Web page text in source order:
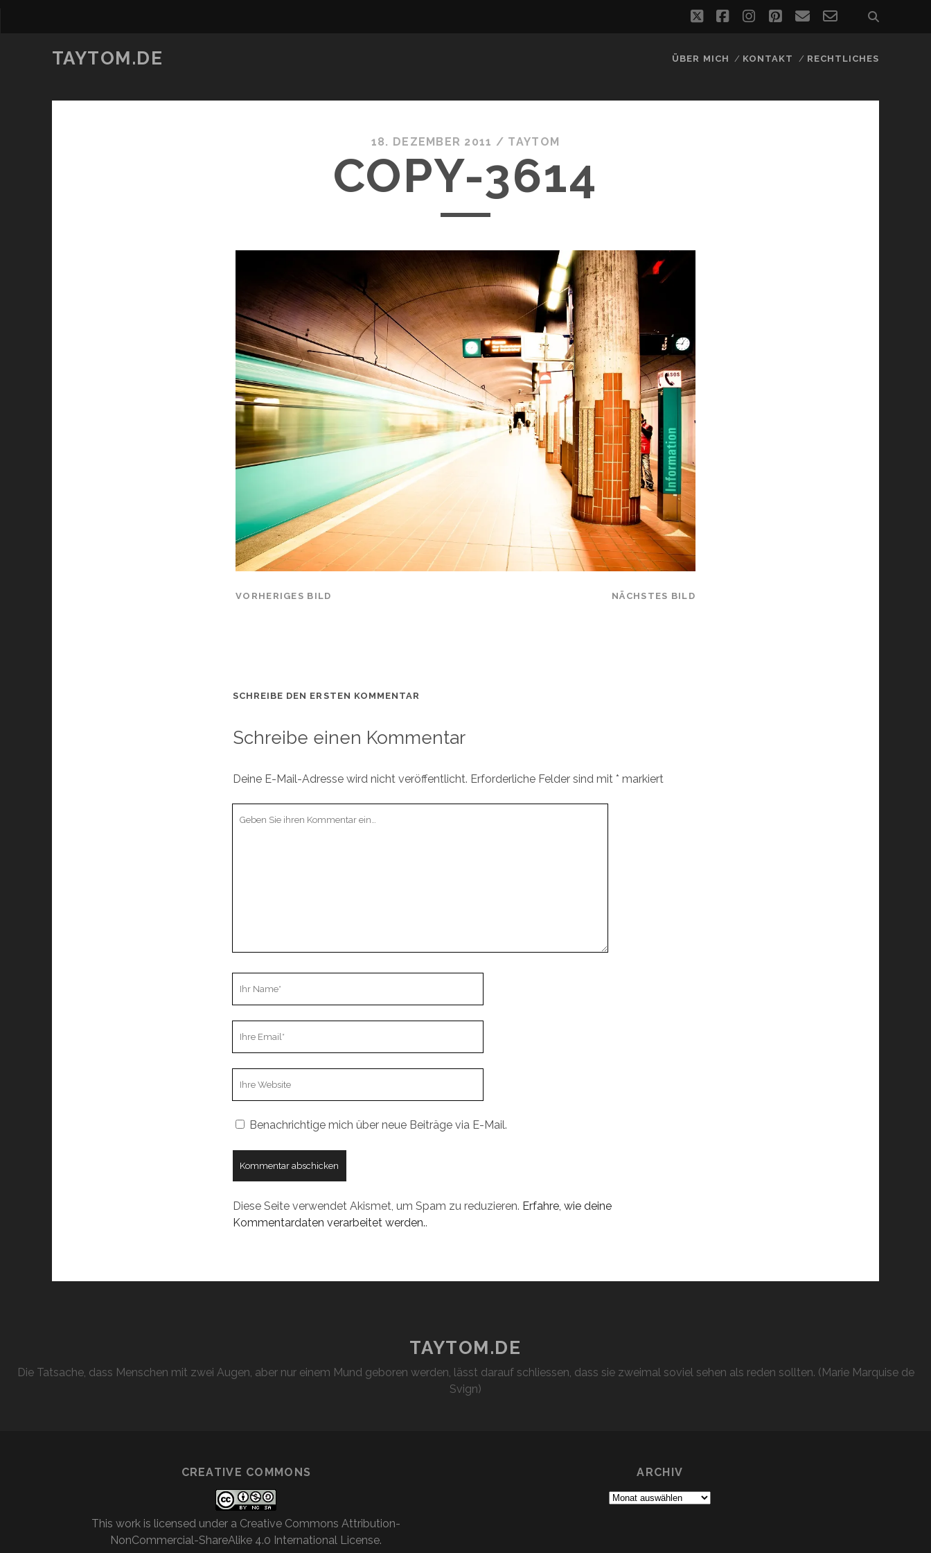
twitterfacebookinstagram
pinterest
emailemail-
TAYTOM.DE ÜBER MICH KONTAKT RECHTLICHES
18. DEZEMBER 2011 / TAYTOM
COPY-3614
VORHERIGES BILD NÄCHSTES BILD
SCHREIBE DEN ERSTEN KOMMENTAR
Schreibe einen Kommentar
Deine E-Mail-Adresse wird nicht veröffentlicht. Erforderliche Felder sind mit * markiert
Benachrichtige mich über neue Beiträge via E-Mail.
Diese Seite verwendet Akismet, um Spam zu reduzieren. Erfahre, wie deine
Kommentardaten verarbeitet werden..
TAYTOM.DE
Die Tatsache, dass Menschen mit zwei Augen, aber nur einem Mund geboren werden, lässt darauf schliessen, dass sie zweimal soviel sehen als reden sollten. (Marie Marquise de
Svign)
CREATIVE COMMONS
This work is licensed under a Creative Commons Attribution-
NonCommercial-ShareAlike 4.0 International License.
ARCHIV
Archiv